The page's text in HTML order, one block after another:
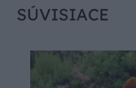
SÚVISIACE